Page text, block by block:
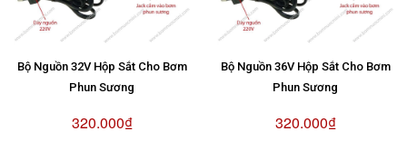
Bộ Nguồn 32V Hộp Sắt Cho Bơm
Phun Sương
320.000₫
Bộ Nguồn 36V Hộp Sắt Cho Bơm
Phun Sương
320.000₫